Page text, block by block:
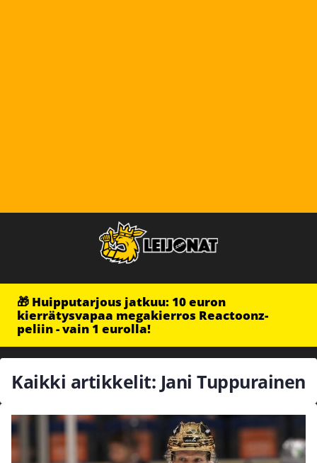
🎁 Huipputarjous jatkuu: 10 euron
kierrätysvapaa megakierros Reactoonz-
peliin - vain 1 eurolla!
Kaikki artikkelit: Jani Tuppurainen